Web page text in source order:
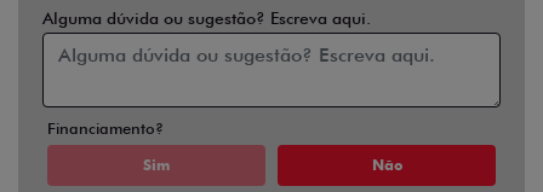
Alguma dúvida ou sugestão? Escreva aqui.
Financiamento?
Sim Não